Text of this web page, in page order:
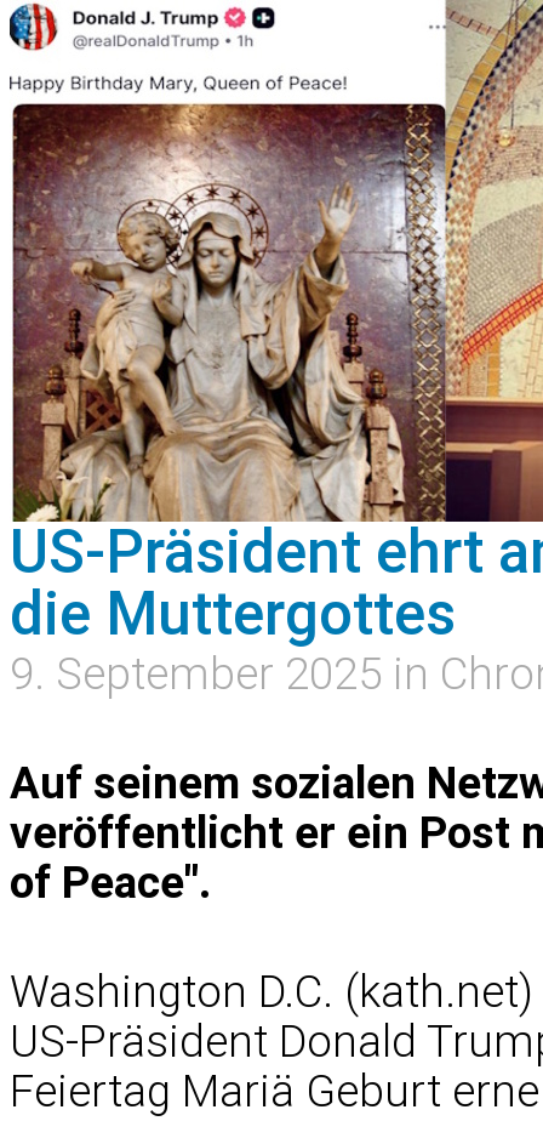
US-Präsident ehrt
die Muttergottes
9. September 2025 in
Auf seinem sozialen
veröffentlicht er ein Post
of Peace".
Washington D.C. (kath.net)
US-Präsident Donald
Feiertag Mariä Geburt